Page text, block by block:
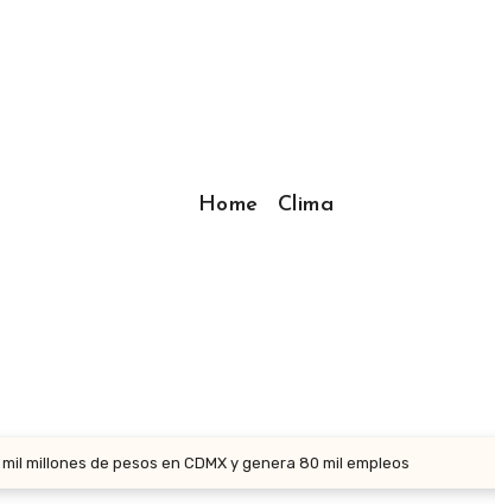
Home Clima
millones de pesos en CDMX y genera 80 mil empleos